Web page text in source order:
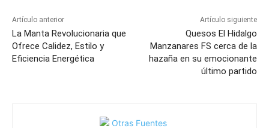
Artículo anterior
La Manta Revolucionaria que
Ofrece Calidez, Estilo y
Eficiencia Energética
Artículo siguiente
Quesos El Hidalgo
Manzanares FS cerca de la
hazaña en su emocionante
último partido